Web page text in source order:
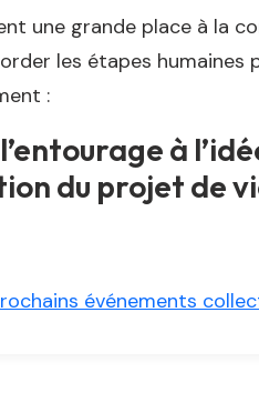
une grande place à la
les étapes humaines
:
à
du projet de
événements